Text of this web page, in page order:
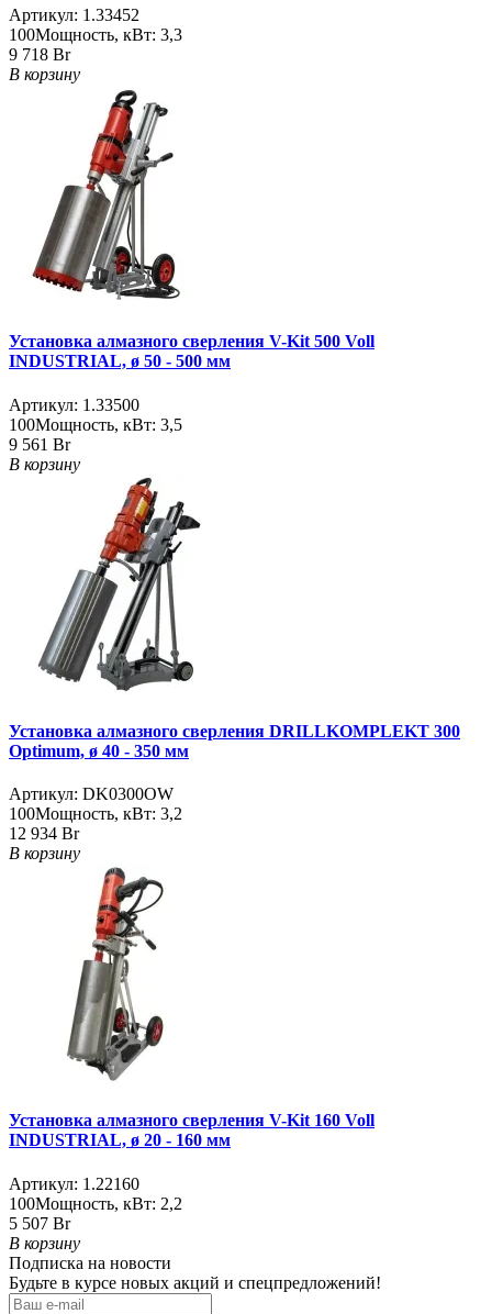
Артикул: 1.33452
100Мощность, кВт: 3,3
9 718 Br
В корзину
Установка алмазного сверления V-Kit 500 Voll
INDUSTRIAL, ø 50 - 500 мм
Артикул: 1.33500
100Мощность, кВт: 3,5
9 561 Br
В корзину
Установка алмазного сверления DRILLKOMPLEKT 300
Optimum, ø 40 - 350 мм
Артикул: DK0300OW
100Мощность, кВт: 3,2
12 934 Br
В корзину
Установка алмазного сверления V-Kit 160 Voll
INDUSTRIAL, ø 20 - 160 мм
Артикул: 1.22160
100Мощность, кВт: 2,2
5 507 Br
В корзину
Подписка на новости
Будьте в курсе новых акций и спецпредложений!